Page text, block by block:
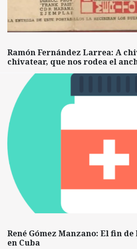
Ramón Fernández Larrea: A
chivatear, que nos rodea el
René Gómez Manzano: El fin
en Cuba